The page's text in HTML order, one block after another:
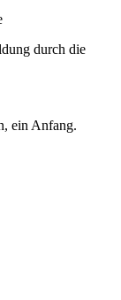
durch die
ein Anfang.